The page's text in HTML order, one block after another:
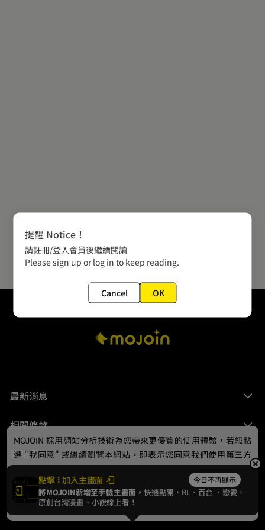
最新消息
相關條款
聯絡我們
© 2024 gamania Digital Entertainment Co., Ltd.
點擊 加入主畫面 今日不再顯示
將MOJOIN新增至手機主畫面，快速點開，BL、 百合 、戀愛，
原創台灣漫畫、小說線上看！
MOJOIN 採用網站分析技術為您帶來更優質的使用體驗，若您點
選 "我同意" 或繼續瀏覽本網站，即表示您同意我們使用第三方
Cookie，欲瞭解更多資訊請見隱私權政策。
我同意
提醒 Notice！
請註冊/登入會員後繼續閱讀
Please sign up or log in to keep reading.
Cancel OK